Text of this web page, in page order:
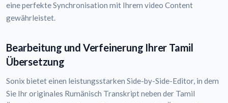
eine perfekte Synchronisation mit Ihrem video Content
gewährleistet.
Bearbeitung und Verfeinerung Ihrer Tamil
Übersetzung
Sonix bietet einen leistungsstarken Side-by-Side-Editor, in dem
Sie Ihr originales Rumänisch Transkript neben der Tamil